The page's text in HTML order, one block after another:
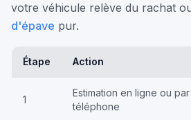
votre véhicule relève du rachat
d'épave pur.
Étape Action
1
Estimation en ligne ou par
téléphone